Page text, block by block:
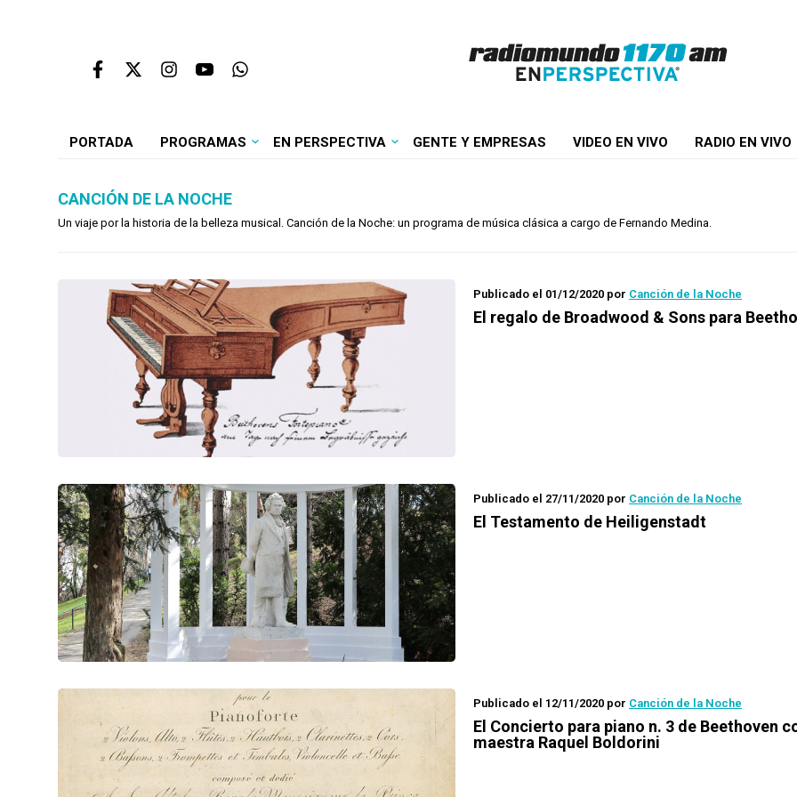
PORTADA PROGRAMAS EN PERSPECTIVA GENTE Y EMPRESAS VIDEO EN VIVO RADIO EN VIVO
CANCIÓN DE LA NOCHE
Un viaje por la historia de la belleza musical. Canción de la Noche: un programa de música clásica a cargo de Fernando Medina.
Publicado el 01/12/2020 por Canción de la Noche
El regalo de Broadwood & Sons para
Publicado el 27/11/2020 por Canción de la Noche
El Testamento de Heiligenstadt
Publicado el 12/11/2020 por Canción de la Noche
El Concierto para piano n. 3 de Beethoven
maestra Raquel Boldorini